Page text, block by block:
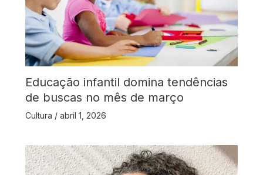
Educação infantil domina tendências
de buscas no mês de março
Cultura / abril 1, 2026